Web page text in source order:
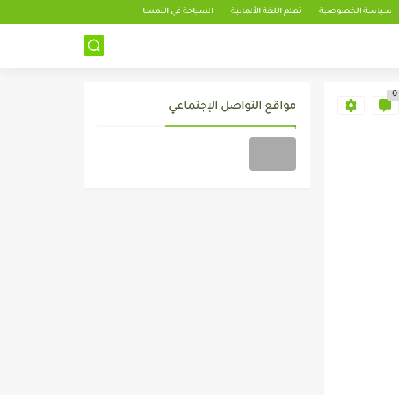
سياسة الخصوصية تعلم اللغة الألمانية السياحة في النمسا
0
مواقع التواصل الإجتماعي